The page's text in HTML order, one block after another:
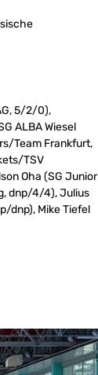
5/2/0),
ALBA Wiesel
Team Frankfurt,
TSV
Oha (SG Junior
dnp/4/4), Julius
dnp), Mike Tiefel